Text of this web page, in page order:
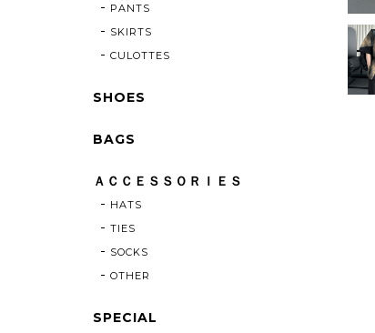
PANTS
SKIRTS
CULOTTES
SHOES
BAGS
ＡＣＣＥＳＳＯＲＩＥＳ
HATS
TIES
SOCKS
OTHER
SPECIAL